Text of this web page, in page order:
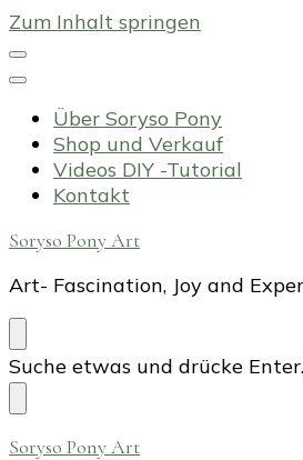
Zum Inhalt springen
Über Soryso Pony
Shop und Verkauf
Videos DIY -Tutorial
Kontakt
Soryso Pony Art
Art- Fascination, Joy and
Suchst
du
nach
etwas?
Suche etwas und drücke Enter.
Soryso Pony Art